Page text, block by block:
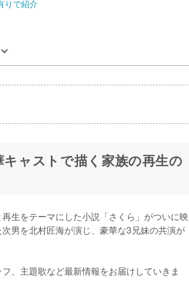
りで紹介
ャストで描く家族の再生の
生をテーマにした小説「さくら」がついに映
男を北村匠海が演じ、豪華な3兄妹の共演が
、主題歌など最新情報をお届けしていきま